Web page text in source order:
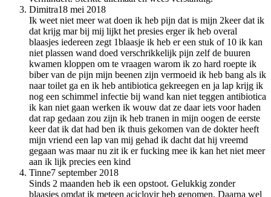
Dimitra18 mei 2018
Ik weet niet meer wat doen ik heb pijn dat is mijn 2keer dat ik
dat krijg mar bij mij lijkt het presies erger ik heb overal
blaasjes iedereen zegt 1blaasje ik heb er een stuk of 10 ik kan
niet plassen wand doed verschrikkelijk pijn zelf de buuren
kwamen kloppen om te vraagen warom ik zo hard roepte ik
biber van de pijn mijn beenen zijn vermoeid ik heb bang als ik
naar toilet ga en ik heb antibiotica gekreegen en ja lap krijg ik
nog een schimmel infectie bij wand kan niet teggen antibiotica
ik kan niet gaan werken ik wouw dat ze daar iets voor haden
dat rap gedaan zou zijn ik heb tranen in mijn oogen de eerste
keer dat ik dat had ben ik thuis gekomen van de dokter heeft
mijn vriend een lap van mij gehad ik dacht dat hij vreemd
gegaan was maar nu zit ik er fucking mee ik kan het niet meer
aan ik lijk precies een kind
Tinne7 september 2018
Sinds 2 maanden heb ik een opstoot. Gelukkig zonder
blaasjes omdat ik meteen aciclovir heb genomen. Daarna wel